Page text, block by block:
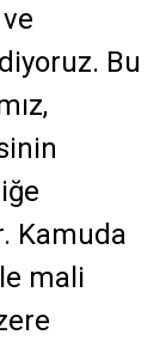
Bu
Kamuda
mali